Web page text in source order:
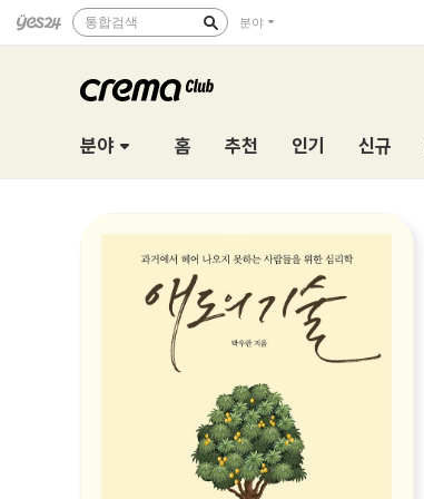
통합검색 분야
분야 홈 추천 인기 신규